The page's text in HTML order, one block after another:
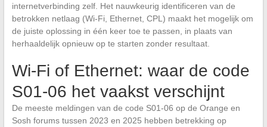
internetverbinding zelf. Het nauwkeurig identificeren van de
betrokken netlaag (Wi-Fi, Ethernet, CPL) maakt het mogelijk om
de juiste oplossing in één keer toe te passen, in plaats van
herhaaldelijk opnieuw op te starten zonder resultaat.
Wi-Fi of Ethernet: waar de code
S01-06 het vaakst verschijnt
De meeste meldingen van de code S01-06 op de Orange en
Sosh forums tussen 2023 en 2025 hebben betrekking op